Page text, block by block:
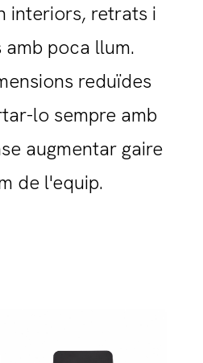
interiors, retrats i
poca llum.
reduïdes
lo sempre amb
augmentar gaire
de l'equip.